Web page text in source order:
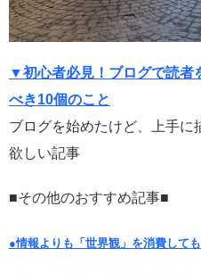
▼初心者必見！ブログで読者
べき10個のこと
ブログを始めたけど、上手に
欲しい記事
■その他のおすすめ記事■
●情報よりも「世界観」を消費して